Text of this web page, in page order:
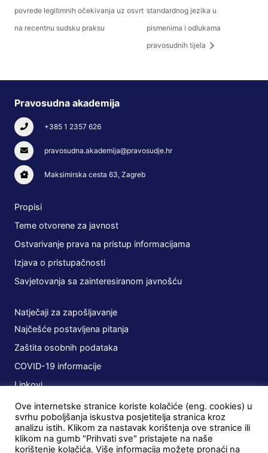
povrede legitimnih očekivanja uz osvrt
na recentnu sudsku praksu
standardnog jezika u
pismenima i odlukama
pravosudnih tijela
Pravosudna akademija
+385 1 2357 626
pravosudna.akademija@pravosudje.hr
Maksimirska cesta 63, Zagreb
Propisi
Teme otvorene za javnost
Ostvarivanje prava na pristup informacijama
Izjava o pristupačnosti
Savjetovanja sa zainteresiranom javnošću
Natječaji za zapošljavanje
Najčešće postavljena pitanja
Zaštita osobnih podataka
COVID-19 informacije
Linkovi
Planovi
Javna nabava
Ugovori
Ove internetske stranice koriste kolačiće (eng. cookies) u
svrhu poboljšanja iskustva posjetitelja stranica kroz
analizu istih. Klikom za nastavak korištenja ove stranice ili
klikom na gumb "Prihvati sve" pristajete na naše
korištenje kolačića. Više informacija možete pronaći na